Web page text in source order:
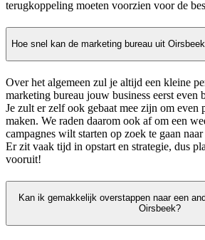
terugkoppeling moeten voorzien voor de
Hoe snel kan de marketing bureau uit
Over het algemeen zul je altijd een kleine
marketing bureau jouw business eerst even
Je zult er zelf ook gebaat mee zijn om even
maken. We raden daarom ook af om een
campagnes wilt starten op zoek te gaan
Er zit vaak tijd in opstart en strategie, dus
vooruit!
Kan ik gemakkelijk overstappen naar een
Oirsbeek?